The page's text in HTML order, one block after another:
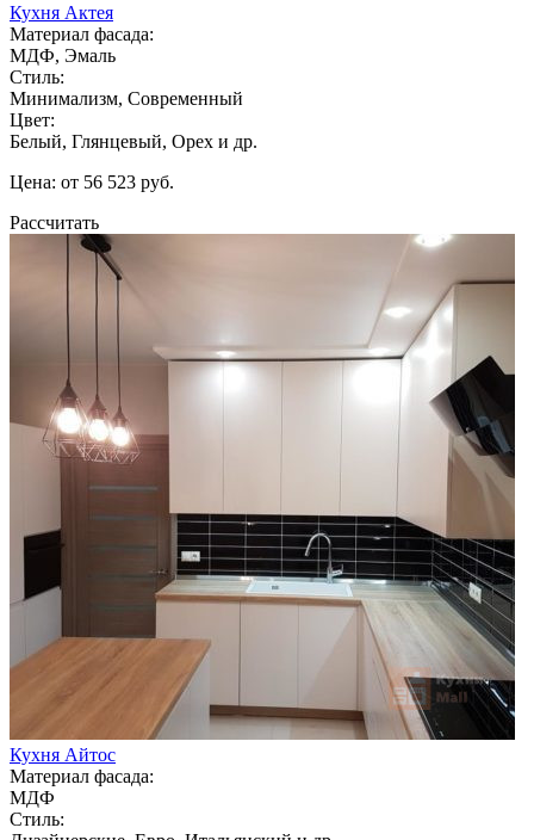
Кухня Актея
Материал фасада:
МДФ, Эмаль
Стиль:
Минимализм, Современный
Цвет:
Белый, Глянцевый, Орех и др.
Цена: от 56 523 руб.
Рассчитать
Кухня Айтос
Материал фасада:
МДФ
Стиль: